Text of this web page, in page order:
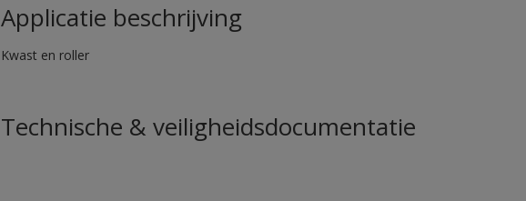
Applicatie beschrijving
Kwast en roller
Technische & veiligheidsdocumentatie